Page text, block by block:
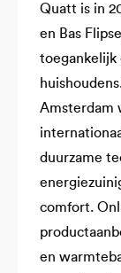
Quatt is in
en Bas
toegankelijk
Amsterdam
duurzame
comfort.
en